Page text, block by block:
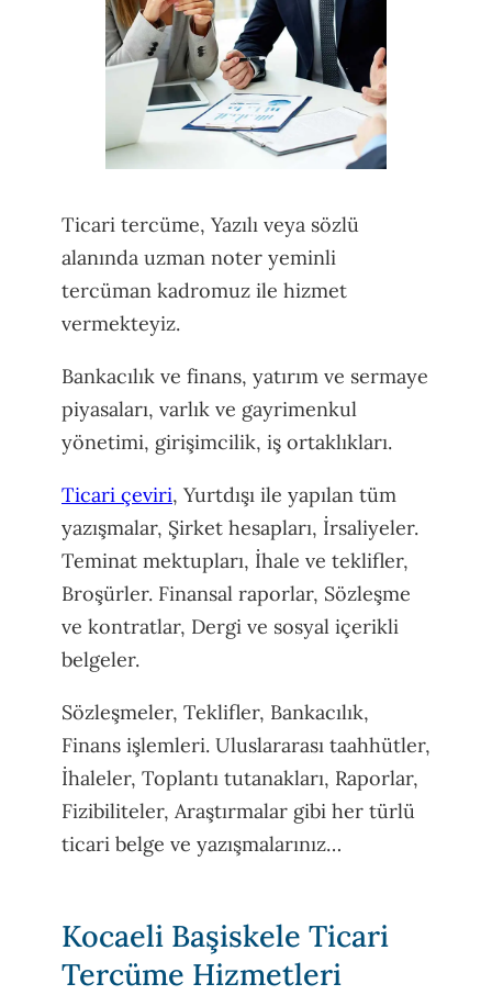
Ticari tercüme, Yazılı veya sözlü
alanında uzman noter yeminli
tercüman kadromuz ile hizmet
vermekteyiz.
Bankacılık ve finans, yatırım ve sermaye
piyasaları, varlık ve gayrimenkul
yönetimi, girişimcilik, iş ortaklıkları.
Ticari çeviri, Yurtdışı ile yapılan tüm
yazışmalar, Şirket hesapları, İrsaliyeler.
Teminat mektupları, İhale ve teklifler,
Broşürler. Finansal raporlar, Sözleşme
ve kontratlar, Dergi ve sosyal içerikli
belgeler.
Sözleşmeler, Teklifler, Bankacılık,
Finans işlemleri. Uluslararası taahhütler,
İhaleler, Toplantı tutanakları, Raporlar,
Fizibiliteler, Araştırmalar gibi her türlü
ticari belge ve yazışmalarınız…
Kocaeli Başiskele Ticari
Tercüme Hizmetleri